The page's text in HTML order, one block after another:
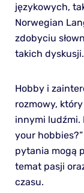
językowych,
Norwegian
zdobyciu
takich dyskusji.
Hobby i
rozmowy,
innymi ludźmi.
your
pytania mogą
temat pasji
czasu.